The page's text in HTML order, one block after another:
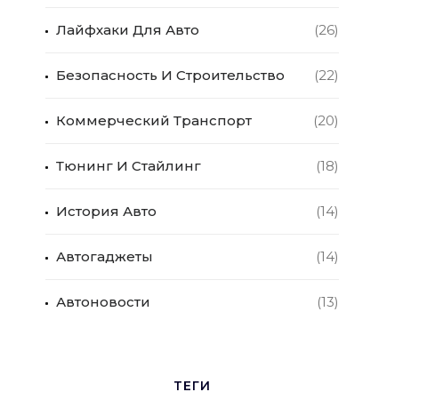
Лайфхаки Для Авто (26)
Безопасность И Строительство (22)
Коммерческий Транспорт (20)
Тюнинг И Стайлинг (18)
История Авто (14)
Автогаджеты (14)
Автоновости (13)
ТЕГИ